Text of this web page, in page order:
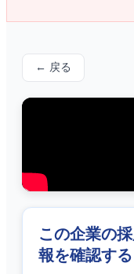
← 戻る
この企業の
報を確認する